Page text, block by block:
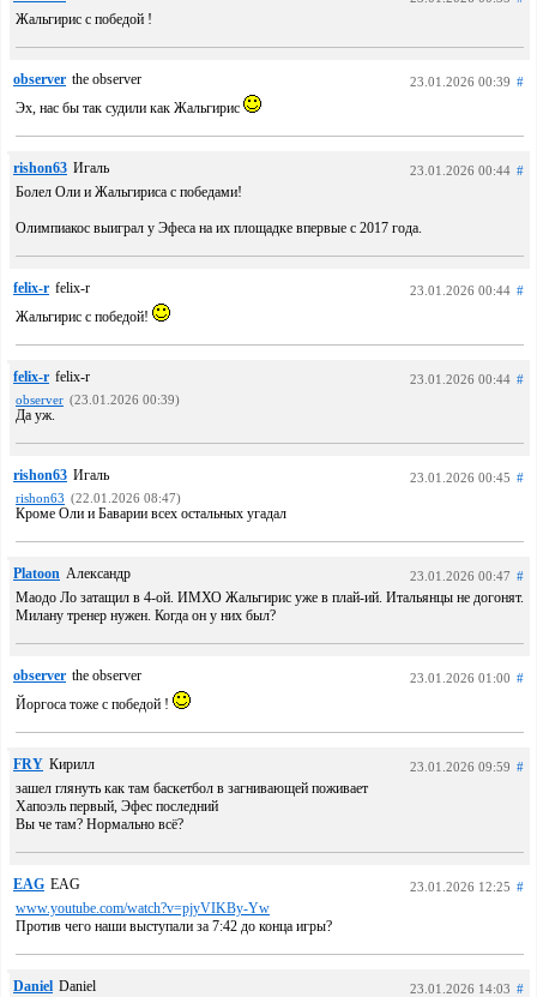
Жальгирис с победой !
observer the observer 23.01.2026 00:39 #
Эх, нас бы так судили как Жальгирис
rishon63 Игаль 23.01.2026 00:44 #
Болел Оли и Жальгириса с победами!
Олимпиакос выиграл у Эфеса на их площадке впервые с 2017 года.
felix-r felix-r 23.01.2026 00:44 #
Жальгирис с победой!
felix-r felix-r 23.01.2026 00:44 #
observer (23.01.2026 00:39)
Да уж.
rishon63 Игаль 23.01.2026 00:45 #
rishon63 (22.01.2026 08:47)
Кроме Оли и Баварии всех остальных угадал
Platoon Александр 23.01.2026 00:47 #
Маодо Ло затащил в 4-ой. ИМХО Жальгирис уже в плай-ий. Итальянцы не догонят.
Милану тренер нужен. Когда он у них был?
observer the observer 23.01.2026 01:00 #
Йоргоса тоже с победой !
FRY Кирилл 23.01.2026 09:59 #
зашел глянуть как там баскетбол в загнивающей поживает
Хапоэль первый, Эфес последний
Вы че там? Нормально всё?
EAG EAG 23.01.2026 12:25 #
www.youtube.com/watch?v=pjyVIKBy-Yw
Против чего наши выступали за 7:42 до конца игры?
Daniel Daniel 23.01.2026 14:03 #